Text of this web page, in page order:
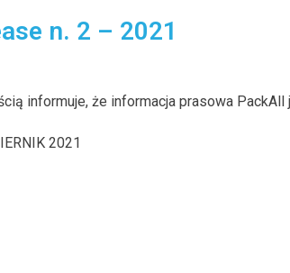
n. 2 – 2021
informuje, że informacja prasowa
2021